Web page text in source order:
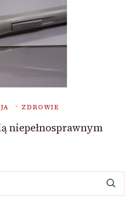
ZDROWIE
niepełnosprawnym